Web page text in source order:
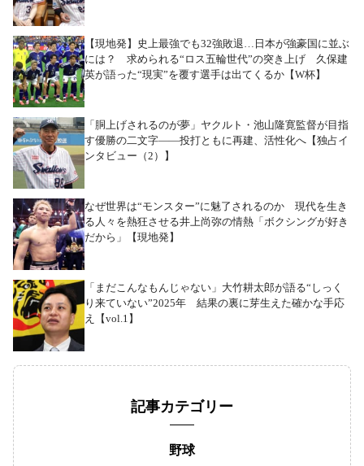
【現地発】史上最強でも32強敗退…日本が強豪国に並ぶ
には？ 求められる“ロス五輪世代”の突き上げ 久保建
英が語った“現実”を覆す選手は出てくるか【W杯】
「胴上げされるのが夢」ヤクルト・池山隆寛監督が目指
す優勝の二文字――投打ともに再建、活性化へ【独占イ
ンタビュー（2）】
なぜ世界は“モンスター”に魅了されるのか 現代を生き
る人々を熱狂させる井上尚弥の情熱「ボクシングが好き
だから」【現地発】
「まだこんなもんじゃない」大竹耕太郎が語る“しっく
り来ていない”2025年 結果の裏に芽生えた確かな手応
え【vol.1】
記事カテゴリー
野球